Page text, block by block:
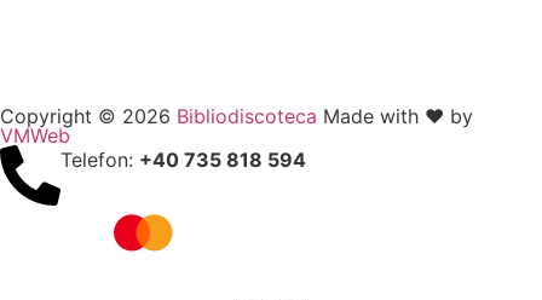
Copyright © 2026 Bibliodiscoteca Made with ❤️ by
VMWeb
Telefon: +40 735 818 594